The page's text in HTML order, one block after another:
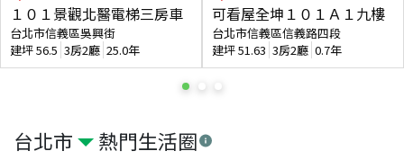
台北市 熱門生活圈
１０１景觀北醫電梯三房車
台北市信義區吳興街
建坪56.5 3房2廳 25.0年
可看屋全坤１０１Ａ１九樓
台北市信義區信義路四段
建坪51.63 3房2廳 0.7年